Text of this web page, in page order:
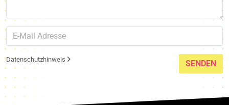
Datenschutzhinweis SENDEN